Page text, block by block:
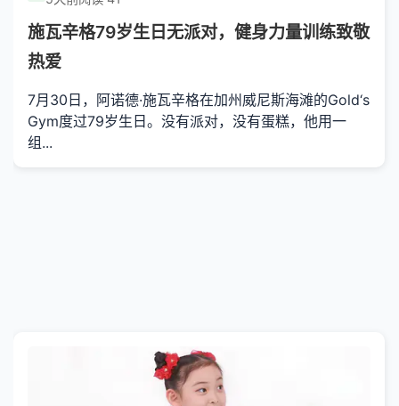
施瓦辛格79岁生日无派对，健身力量训练致敬
热爱
7月30日，阿诺德·施瓦辛格在加州威尼斯海滩的Gold‘s
Gym度过79岁生日。没有派对，没有蛋糕，他用一
组...